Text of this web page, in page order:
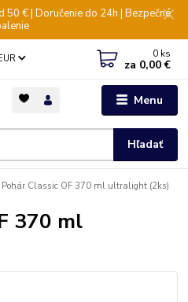
€ | Doručenie do 24h | Bezpečné
Menu
Hľadať
0 ks
za 0,00 €
Pohár Classic OF 370 ml ultralight (2ks)
370 ml